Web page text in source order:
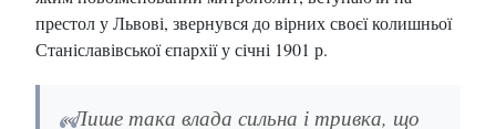
престол у Львові, звернувся до вірних своєї колишньої
Станіславівської єпархії у січні 1901 р.
«Лише така влада сильна і тривка, що